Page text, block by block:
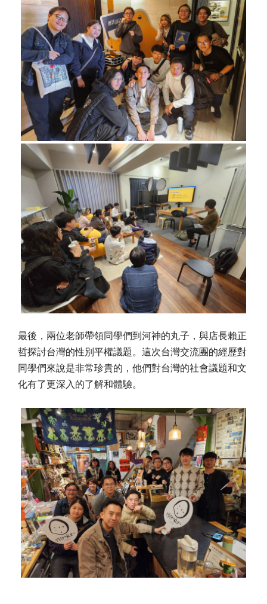
最後，兩位老師帶領同學們到河神的丸子，與店長賴正
哲探討台灣的性別平權議題。這次台灣交流團的經歷對
同學們來說是非常珍貴的，他們對台灣的社會議題和文
化有了更深入的了解和體驗。